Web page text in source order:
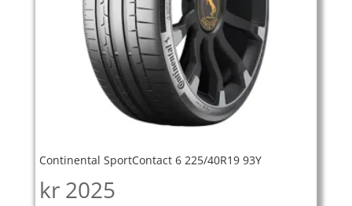
Continental SportContact 6 225/40R19 93Y
kr 2025